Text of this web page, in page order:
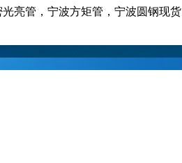
亮管，宁波方矩管，宁波圆钢现货